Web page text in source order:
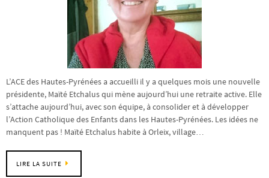
L’ACE des Hautes-Pyrénées a accueilli il y a quelques mois une nouvelle
présidente, Maïté Etchalus qui mène aujourd’hui une retraite active. Elle
s’attache aujourd’hui, avec son équipe, à consolider et à développer
l’Action Catholique des Enfants dans les Hautes-Pyrénées. Les idées ne
manquent pas ! Maïté Etchalus habite à Orleix, village…
LIRE LA SUITE